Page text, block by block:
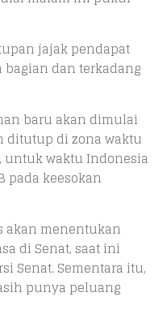
jajak pendapat
dan terkadang
baru akan dimulai
ditutup di zona waktu
untuk waktu Indonesia
pada keesokan
akan menentukan
di Senat, saat ini
Senat. Sementara itu,
punya peluang